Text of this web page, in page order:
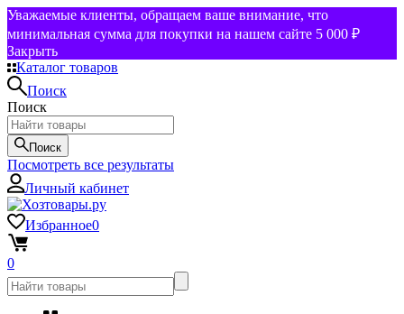
Уважаемые клиенты, обращаем ваше внимание, что
минимальная сумма для покупки на нашем сайте 5 000 ₽
Закрыть
Каталог товаров
Поиск
Поиск
Поиск
Посмотреть все результаты
Личный кабинет
Избранное0
0